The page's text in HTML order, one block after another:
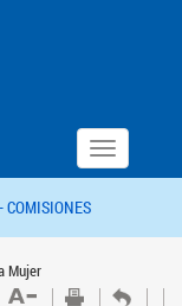
Toggle
navigation
COMISIONES
Mujer